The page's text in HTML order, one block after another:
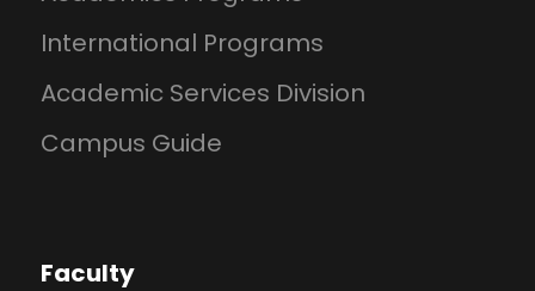
International Programs
Academic Services Division
Campus Guide
Faculty